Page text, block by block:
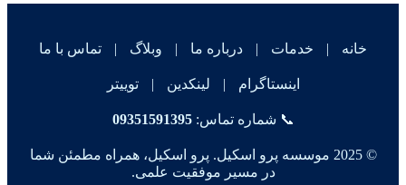
خانه | خدمات | درباره ما | وبلاگ | تماس با ما
اینستاگرام | لینکدین | توییتر
📞 شماره تماس:09351591395
© 2025 موسسه پرو اسکیل. پرو اسکیل، همراه مطمئن شما
در مسیر موفقیت علمی.